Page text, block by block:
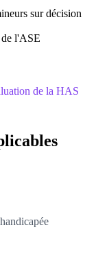
sur décision
de l'ASE
de la HAS